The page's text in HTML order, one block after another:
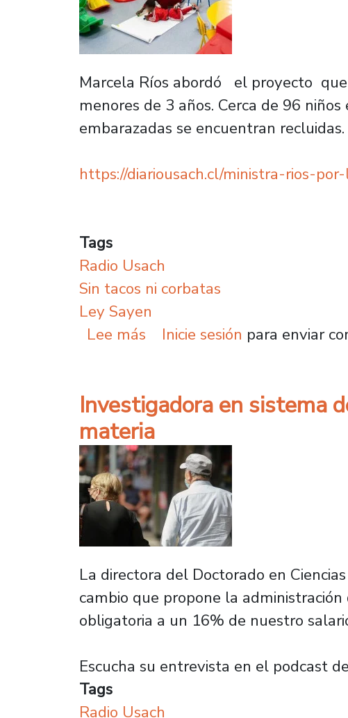
Marcela Ríos abordó el proyecto
menores de 3 años. Cerca de 96
embarazadas se encuentran
https://diariousach.cl/ministra-rios-
Tags
Radio Usach
Sin tacos ni corbatas
Ley Sayen
Lee más sobre Ministra de Justicia
Inicie sesión para enviar
Investigadora en sistema
materia
La directora del Doctorado en
cambio que propone la
obligatoria a un 16% de nuestro
Escucha su entrevista en el podcast
Tags
Radio Usach